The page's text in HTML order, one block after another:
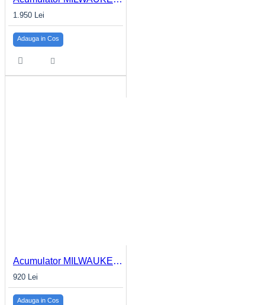
1.950 Lei
Adauga in Cos
Acumulator MILWAUKEE 3.0Ah M18™ HIGH OUTPUT™ M18 HB3
920 Lei
Adauga in Cos